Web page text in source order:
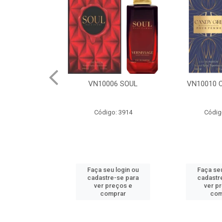
VN10010 CANDY GIRL
Código: 3917
Faça seu login ou
cadastre-se para
ver preços e
comprar
VN10005
Faça
ver